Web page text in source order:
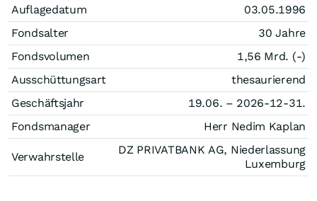
Auflagedatum
03.05.1996
Fondsalter
30 Jahre
Fondsvolumen
1,56 Mrd. (-)
Ausschüttungsart
thesaurierend
Geschäftsjahr
19.06. – 2026-12-31.
Fondsmanager
Herr Nedim Kaplan
Verwahrstelle
DZ PRIVATBANK AG, Niederlassung
Luxemburg